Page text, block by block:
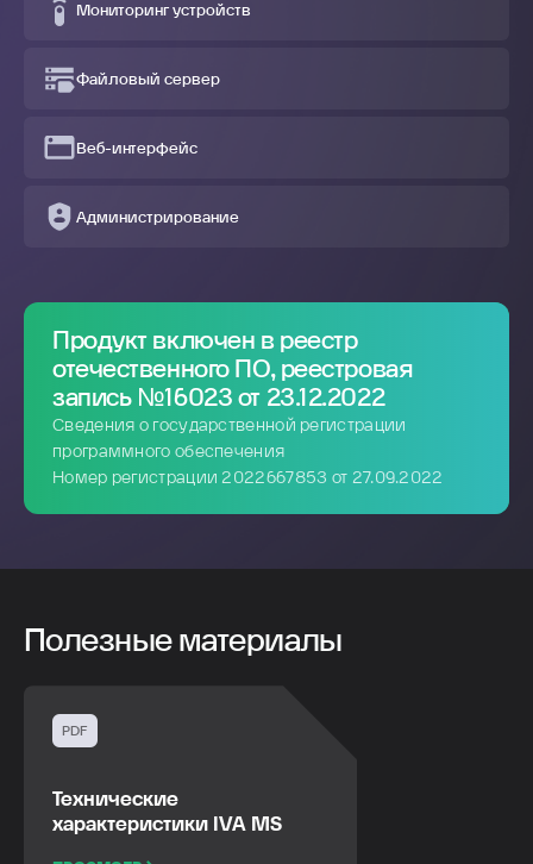
Мониторинг устройств
Файловый сервер
Веб-интерфейс
Администрирование
Продукт включен в реестр
отечественного ПО, реестровая
запись №16023 от 23.12.2022
Сведения о государственной регистрации
программного обеспечения
Номер регистрации 2022667853 от 27.09.2022
Полезные материалы
PDF
Технические
характеристики IVA MS